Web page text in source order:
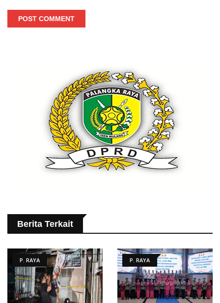
POST COMMENT
Berita Terkait
P. RAYA P. RAYA